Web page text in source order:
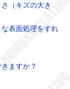
（キズの大き
表面処理をすれ
ますか？